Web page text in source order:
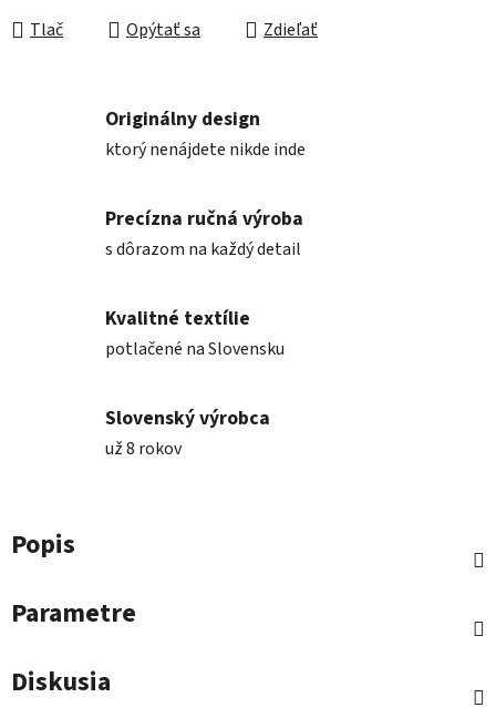
Tlač Opýtať sa Zdieľať
Originálny design
ktorý nenájdete nikde inde
Precízna ručná výroba
s dôrazom na každý detail
Kvalitné textílie
potlačené na Slovensku
Slovenský výrobca
už 8 rokov
Popis
Parametre
Diskusia